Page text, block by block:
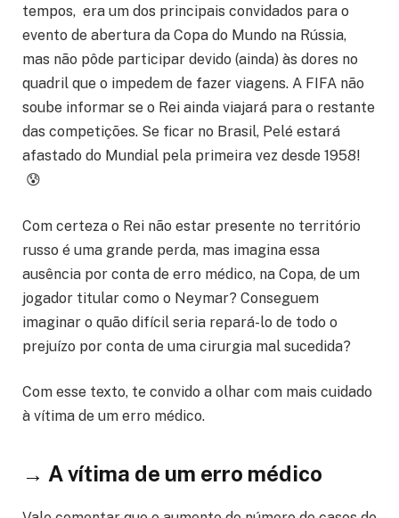
tempos, era um dos principais convidados para o
evento de abertura da Copa do Mundo na Rússia,
mas não pôde participar devido (ainda) às dores no
quadril que o impedem de fazer viagens. A FIFA não
soube informar se o Rei ainda viajará para o restante
das competições. Se ficar no Brasil, Pelé estará
afastado do Mundial pela primeira vez desde 1958!
😰
Com certeza o Rei não estar presente no território
russo é uma grande perda, mas imagina essa
ausência por conta de erro médico, na Copa, de um
jogador titular como o Neymar? Conseguem
imaginar o quão difícil seria repará-lo de todo o
prejuízo por conta de uma cirurgia mal sucedida?
Com esse texto, te convido a olhar com mais cuidado
à vítima de um erro médico.
→ A vítima de um erro médico